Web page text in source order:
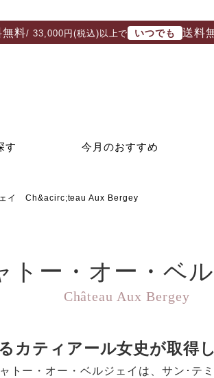
無料/ 33,000円(税込)以上で いつでも 送料
す 今月のおすすめ
ェイ Ch&acirc;teau Aux Bergey
トー・オー・ベ
Château Aux Bergey
カティアール女史が取得
トー・オー・ベルジェイは、サン･テ